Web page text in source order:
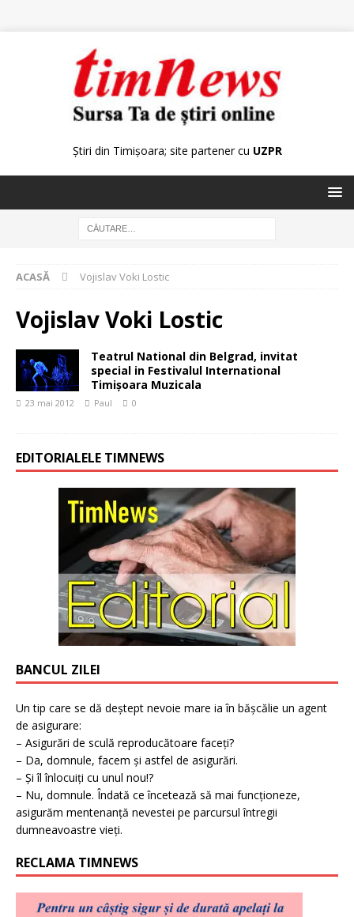
Știri din Timișoara; site partener cu UZPR
ACASĂ Vojislav Voki Lostic
Vojislav Voki Lostic
Teatrul National din Belgrad, invitat
special in Festivalul International
Timişoara Muzicala
23 mai 2012 Paul 0
EDITORIALELE TIMNEWS
BANCUL ZILEI
Un tip care se dă deștept nevoie mare ia în bășcălie un agent
de asigurare:
– Asigurări de sculă reproducătoare faceți?
– Da, domnule, facem și astfel de asigurări.
– Și îl înlocuiți cu unul nou!?
– Nu, domnule. Îndată ce încetează să mai funcționeze,
asigurăm mentenanță nevestei pe parcursul întregii
dumneavoastre vieți.
RECLAMA TIMNEWS